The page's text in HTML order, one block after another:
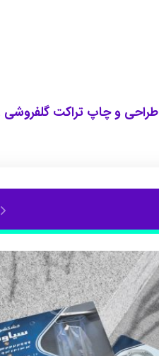
طراحی و چاپ تراکت گلفروشی